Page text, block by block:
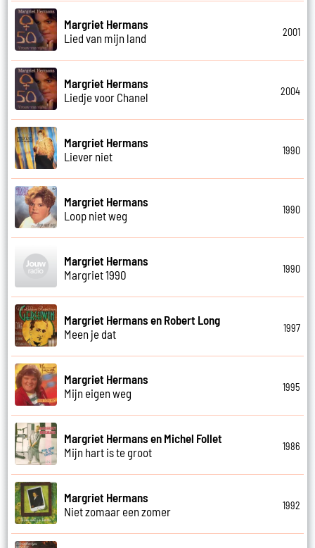
Margriet Hermans
Lied van mijn land
2001
Margriet Hermans
Liedje voor Chanel
2004
Margriet Hermans
Liever niet
1990
Margriet Hermans
Loop niet weg
1990
Margriet Hermans
Margriet 1990
1990
Margriet Hermans en Robert Long
Meen je dat
1997
Margriet Hermans
Mijn eigen weg
1995
Margriet Hermans en Michel Follet
Mijn hart is te groot
1986
Margriet Hermans
Niet zomaar een zomer
1992